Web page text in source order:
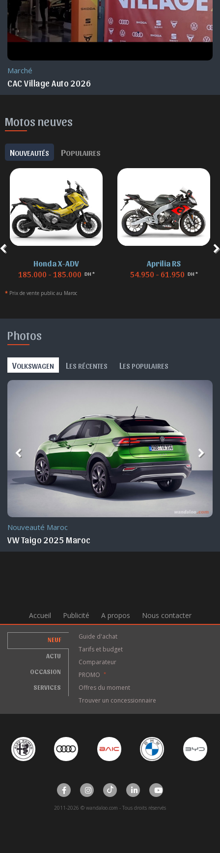
Marché
CAC Village Auto 2026
Motos neuves
NOUVEAUTÉS POPULAIRES
Aprilia RS
54.950 - 61.950 DH *
BMW F 850
155.000 - 155.000 DH *
* Prix de vente public au Maroc
Photos
VOLKSWAGEN L ES RÉCENTES L ES POPULAIRES
Nouveauté Maroc
VW Taigo 2025 Maroc
Accueil Publicité A propos Nous contacter
NEUF
ACTU
OCCASION
SERVICES
Guide d'achat
Tarifs et budget
Comparateur
PROMO
*
Offres du moment
Trouver un concessionnaire
2011-2026 © wandaloo.com - Tous droits réservés